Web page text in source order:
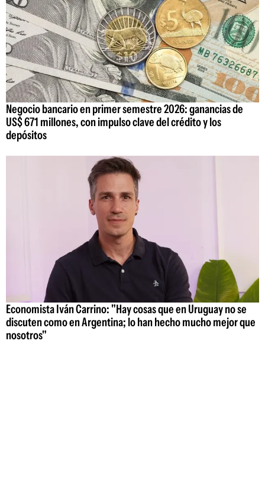
Negocio bancario en primer semestre 2026: ganancias de
US$ 671 millones, con impulso clave del crédito y los
depósitos
Economista Iván Carrino: "Hay cosas que en Uruguay no se
discuten como en Argentina; lo han hecho mucho mejor que
nosotros"